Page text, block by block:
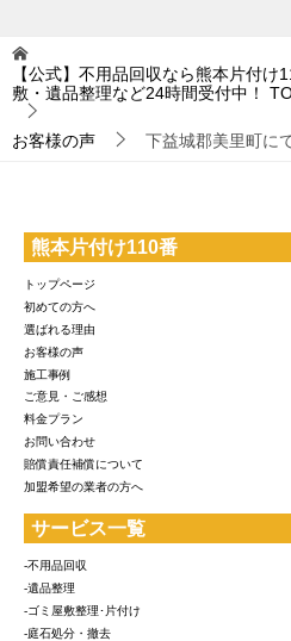
【公式】不用品回収なら熊本片付
敷・遺品整理など24時間受付中！
お客様の声 下益城郡美里町に
熊本片付け110番
トップページ
初めての方へ
選ばれる理由
お客様の声
施工事例
ご意見・ご感想
料金プラン
お問い合わせ
賠償責任補償について
加盟希望の業者の方へ
サービス一覧
-不用品回収
-遺品整理
-ゴミ屋敷整理･片付け
-庭石処分・撤去